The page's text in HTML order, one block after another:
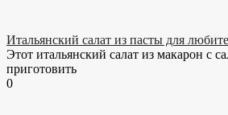
Итальянский салат из пасты для
Этот итальянский салат из макарон с
приготовить
0